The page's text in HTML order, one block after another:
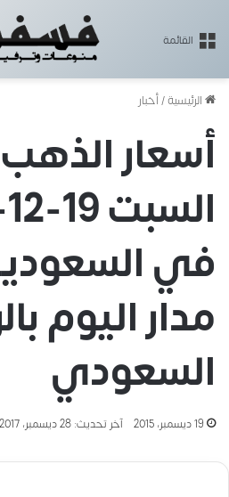
القائمة
الرئيسية/أخبار
أسعار
في
مدار اليوم
السعودي
19 ديسمبر، 2015 آخر تحديث: 28 ديسمبر، 2017